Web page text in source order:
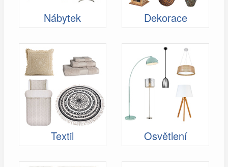
Nábytek Dekorace
Textil Osvětlení